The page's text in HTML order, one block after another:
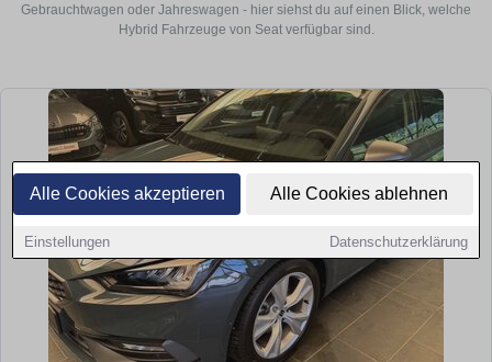
Alle Cookies akzeptieren Alle Cookies ablehnen
Einstellungen Datenschutzerklärung
Gebrauchtwagen oder Jahreswagen - hier siehst du auf einen Blick, welche
Hybrid Fahrzeuge von Seat verfügbar sind.